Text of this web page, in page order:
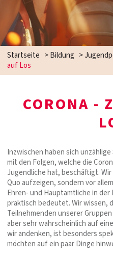
Startseite >Bildung >
auf Los
CORONA -
Inzwischen haben sich
mit den Folgen, welche die
Jugendliche hat, beschäftigt.
Quo aufzeigen, sondern vor
Ehren- und Hauptamtliche in
praktisch bedeutet. Wir wissen,
Teilnehmenden unserer
aber sehr wahrscheinlich auf
wir andenken, ist besonders
möchten auf ein paar Dinge